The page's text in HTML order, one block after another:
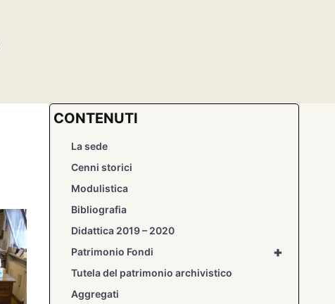
CONTENUTI
La sede
Cenni storici
Modulistica
Bibliografia
Didattica 2019 – 2020
+
Patrimonio Fondi
Tutela del patrimonio archivistico
Aggregati